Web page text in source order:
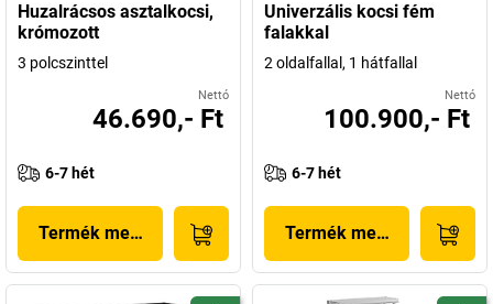
Huzalrácsos asztalkocsi,
krómozott
3 polcszinttel
Nettó
46.690,- Ft
6-7 hét
Termék megjelenítése
Univerzális kocsi fém
falakkal
2 oldalfallal, 1 hátfallal
Nettó
100.900,- Ft
6-7 hét
Termék megjelenítése